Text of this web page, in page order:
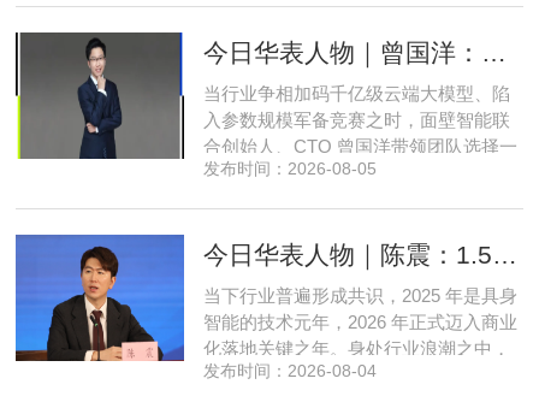
来，三四线城市创业最忌讳浮躁跟风、
立足本地需求顺势迭代，方能穿
今日华表人物｜曾国洋：弃参数内卷，以知识密度铸就端侧 AI 新未来
当行业争相加码千亿级云端大模型、陷
入参数规模军备竞赛之时，面壁智能联
合创始人、CTO 曾国洋带领团队选择一
条小众赛道：深耕端侧轻量化大模型，
的技术深耕与严谨的工程思维，走出国
布局中，自然流畅的全模态
发布时间：2026-08-05
今日华表人物｜陈震：1.5 亿资金赋能，享刻解锁餐饮机器人规模化
当下行业普遍形成共识，2025 年是具身
智能的技术元年，2026 年正式迈入商业
化落地关键之年。身处行业浪潮之中，
享刻智能创始人、CEO 陈震表示，当前
发布时间：2026-08-04